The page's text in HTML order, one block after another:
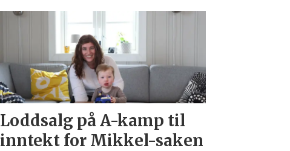
Loddsalg på A-kamp til
inntekt for Mikkel-saken